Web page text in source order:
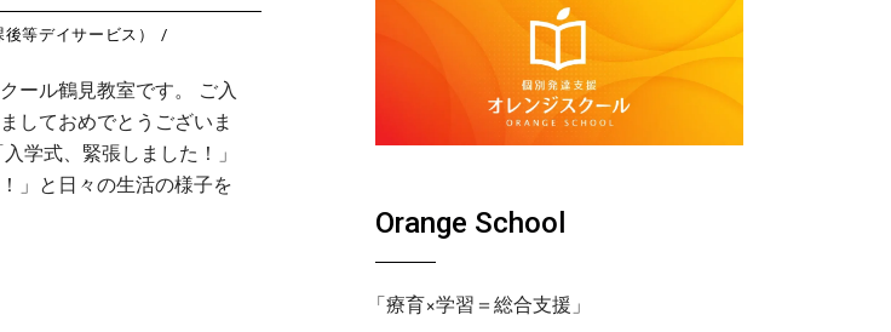
小岩第２教室
ピコ東戸塚教室
ピコ溝ノ口教室
今日のピコ東戸塚教室
等デイサービス）
ール鶴見教室です。 ご入
しておめでとうございま
学式、緊張しました！」
」と日々の生活の様子を
Orange School
「療育×学習＝総合支援」